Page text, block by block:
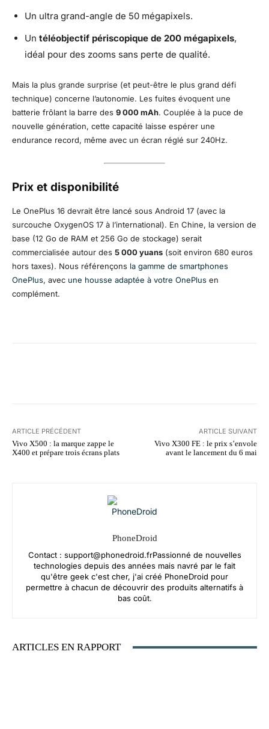
Un ultra grand-angle de 50 mégapixels.
Un téléobjectif périscopique de 200 mégapixels,
idéal pour des zooms sans perte de qualité.
Mais la plus grande surprise (et peut-être le plus grand défi
technique) concerne l’autonomie. Les fuites évoquent une
batterie frôlant la barre des 9 000 mAh. Couplée à la puce de
nouvelle génération, cette capacité laisse espérer une
endurance record, même avec un écran réglé sur 240Hz.
Prix et disponibilité
Le OnePlus 16 devrait être lancé sous Android 17 (avec la
surcouche OxygenOS 17 à l’international). En Chine, la version de
base (12 Go de RAM et 256 Go de stockage) serait
commercialisée autour des 5 000 yuans (soit environ 680 euros
hors taxes). Nous référençons la gamme de smartphones
OnePlus, avec une housse adaptée à votre OnePlus en
complément.
ARTICLE PRÉCÉDENT
Vivo X500 : la marque zappe le
X400 et prépare trois écrans plats
ARTICLE SUIVANT
Vivo X300 FE : le prix s’envole
avant le lancement du 6 mai
PhoneDroid
Contact : support@phonedroid.frPassionné de nouvelles
technologies depuis des années mais navré par le fait
qu'être geek c'est cher, j'ai créé PhoneDroid pour
permettre à chacun de découvrir des produits alternatifs à
bas coût.
ARTICLES EN RAPPORT